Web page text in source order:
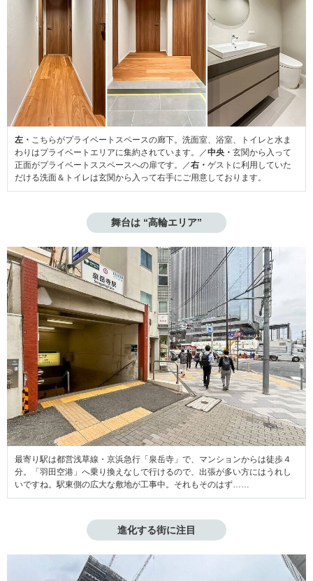
左・ こちらがプライベートスペースの廊下。洗面室、浴室、トイレと水ま
わりはプライベートエリアに集約されています。／中央・ 玄関から入って
正面がプライベートススペースへの扉です。／右・ ゲストに利用していた
だける洗面＆トイレは玄関から入って右手にご用意しております。
舞台は “高輪エリア”
最寄り駅は都営浅草線・京浜急行「泉岳寺」で、マンションからは徒歩４
分。「羽田空港」へ乗り換えなしで行けるので、出張が多い方にはうれし
いですね。駅東側の広大な敷地が工事中。それもそのはず……
進化する街に注目